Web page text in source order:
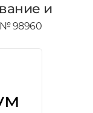
и
№ 98960